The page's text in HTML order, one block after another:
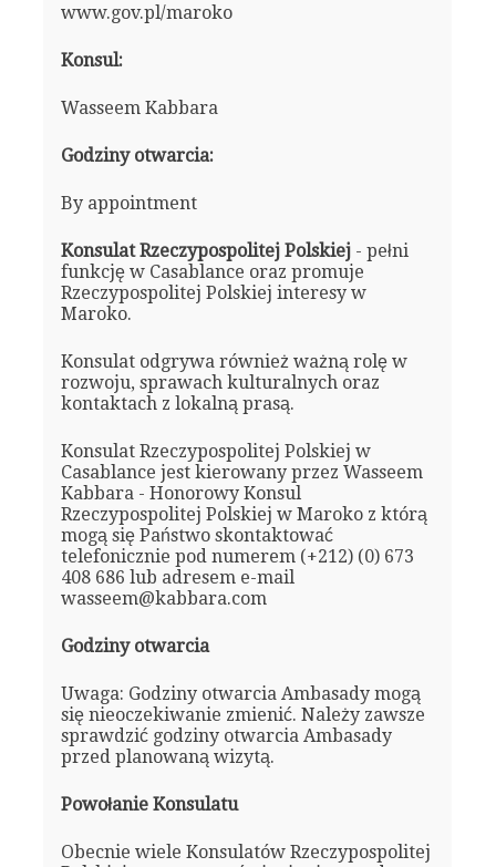
www.gov.pl/maroko
Konsul:
Wasseem Kabbara
Godziny otwarcia:
By appointment
Konsulat Rzeczypospolitej Polskiej- pełni
funkcję w Casablance oraz promuje
Rzeczypospolitej Polskiej interesy w
Maroko.
Konsulat odgrywa również ważną rolę w
rozwoju, sprawach kulturalnych oraz
kontaktach z lokalną prasą.
Konsulat Rzeczypospolitej Polskiej w
Casablance jest kierowany przez Wasseem
Kabbara - Honorowy Konsul
Rzeczypospolitej Polskiej w Maroko z którą
mogą się Państwo skontaktować
telefonicznie pod numerem (+212) (0) 673
408 686 lub adresem e-mail
wasseem@kabbara.com
Godziny otwarcia
Uwaga: Godziny otwarcia Ambasady mogą
się nieoczekiwanie zmienić. Należy zawsze
sprawdzić godziny otwarcia Ambasady
przed planowaną wizytą.
Powołanie Konsulatu
Obecnie wiele Konsulatów Rzeczypospolitej